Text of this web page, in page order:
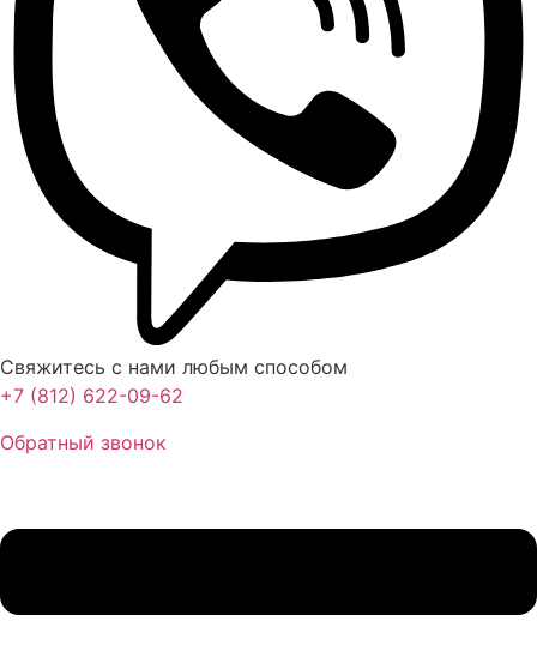
Свяжитесь с нами любым способом
+7 (812) 622-09-62
Обратный звонок